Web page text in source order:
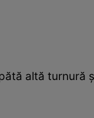
altă turnură